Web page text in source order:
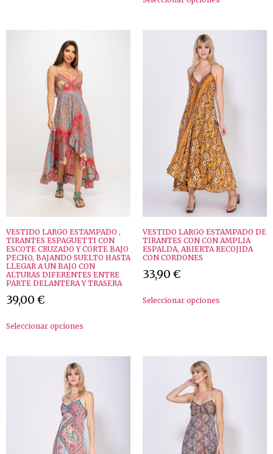
VESTIDO LARGO ESTAMPADO ,
TIRANTES ESPAGUETTI CON
ESCOTE CRUZADO Y CORTE BAJO
PECHO, BAJANDO SUELTO HASTA
LLEGAR A UN BAJO CON
ALTURAS DIFERENTES ENTRE
PARTE DELANTERA Y TRASERA
39,00 €
Seleccionar opciones
VESTIDO LARGO ESTAMPADO DE
TIRANTES CON CON AMPLIA
ESPALDA, ABIERTA RECOJIDA
CON CORDONES
33,90 €
Seleccionar opciones